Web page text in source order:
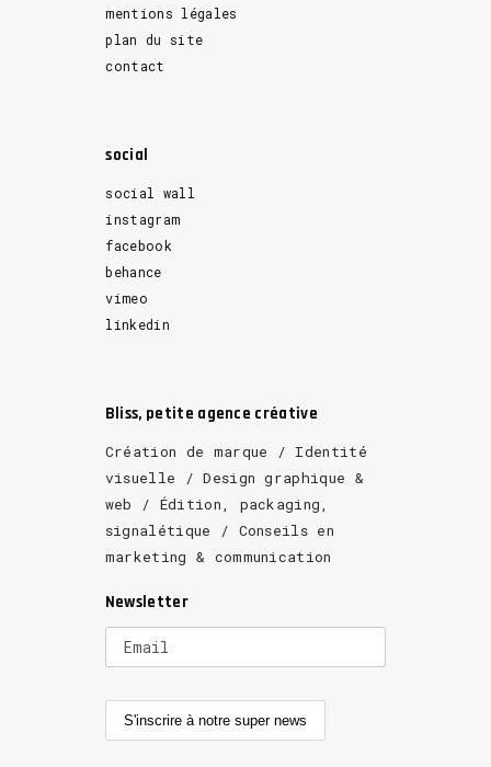
mentions légales
plan du site
contact
social
social wall
instagram
facebook
behance
vimeo
linkedin
Bliss, petite agence créative
Création de marque / Identité
visuelle / Design graphique &
web / Édition, packaging,
signalétique / Conseils en
marketing & communication
Newsletter